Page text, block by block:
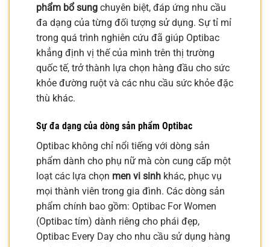
phẩm bổ sung chuyên biệt, đáp ứng nhu cầu
đa dạng của từng đối tượng sử dụng. Sự tỉ mỉ
trong quá trình nghiên cứu đã giúp Optibac
khẳng định vị thế của mình trên thị trường
quốc tế, trở thành lựa chọn hàng đầu cho sức
khỏe đường ruột và các nhu cầu sức khỏe đặc
thù khác.
Sự đa dạng của dòng sản phẩm Optibac
Optibac không chỉ nổi tiếng với dòng sản
phẩm dành cho phụ nữ mà còn cung cấp một
loạt các lựa chọn men vi sinh khác, phục vụ
mọi thành viên trong gia đình. Các dòng sản
phẩm chính bao gồm: Optibac For Women
(Optibac tím) dành riêng cho phái đẹp,
Optibac Every Day cho nhu cầu sử dụng hàng